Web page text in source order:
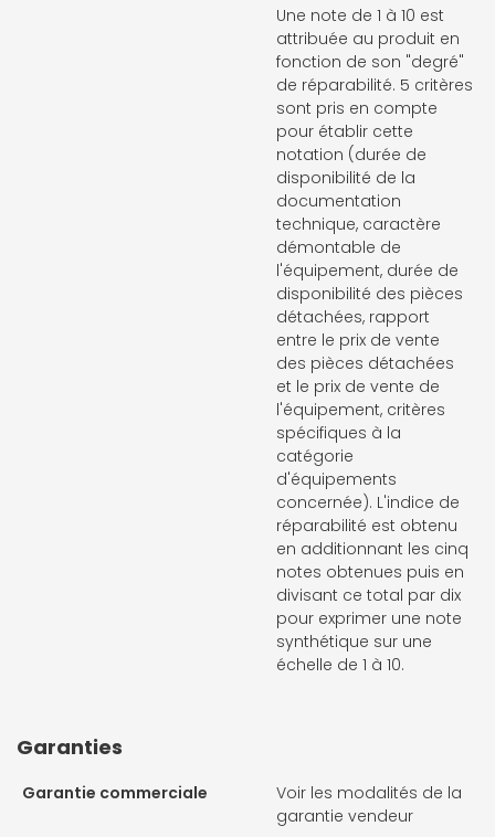
Une note de 1 à 10 est
attribuée au produit en
fonction de son "degré"
de réparabilité. 5 critères
sont pris en compte
pour établir cette
notation (durée de
disponibilité de la
documentation
technique, caractère
démontable de
l'équipement, durée de
disponibilité des pièces
détachées, rapport
entre le prix de vente
des pièces détachées
et le prix de vente de
l'équipement, critères
spécifiques à la
catégorie
d'équipements
concernée). L'indice de
réparabilité est obtenu
en additionnant les cinq
notes obtenues puis en
divisant ce total par dix
pour exprimer une note
synthétique sur une
échelle de 1 à 10.
Garanties
Garantie commerciale
Voir les modalités de la
garantie vendeur